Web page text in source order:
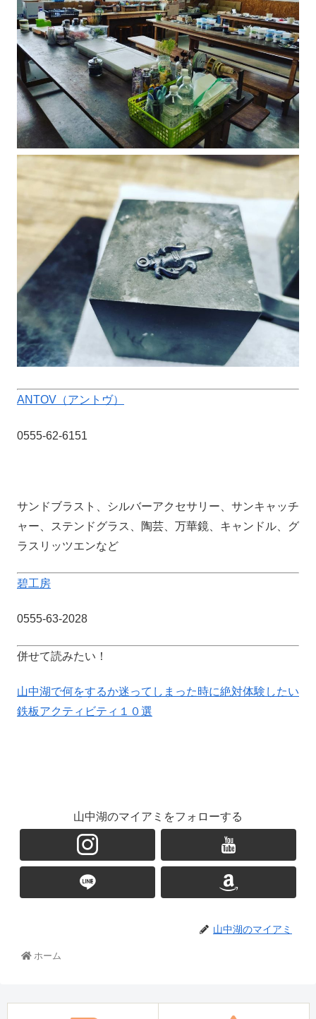
ANTOV（アントヴ）
0555-62-6151
サンドブラスト、シルバーアクセサリー、サンキャッチ
ャー、ステンドグラス、陶芸、万華鏡、キャンドル、グ
ラスリッツエンなど
碧工房
0555-63-2028
併せて読みたい！
山中湖で何をするか迷ってしまった時に絶対体験したい
鉄板アクティビティ１０選
山中湖のマイアミをフォローする
山中湖のマイアミ
ホーム